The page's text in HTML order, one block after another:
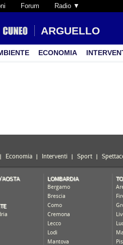
Forum Radio ▼
ARGUELLO
ECONOMIA